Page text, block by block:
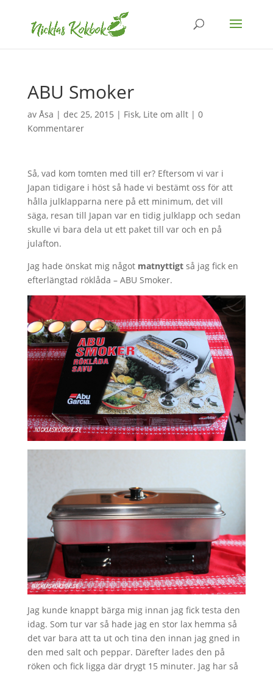
ABU Smoker
av Åsa | dec 25, 2015 | Fisk, Lite om allt| 0
Kommentarer
Så, vad kom tomten med till er? Eftersom vi var i
Japan tidigare i höst så hade vi bestämt oss för att
hålla julklapparna nere på ett minimum, det vill
säga, resan till Japan var en tidig julklapp och sedan
skulle vi bara dela ut ett paket till var och en på
julafton.
Jag hade önskat mig något matnyttigtså jag fick en
efterlängtad röklåda – ABU Smoker.
Jag kunde knappt bärga mig innan jag fick testa den
idag. Som tur var så hade jag en stor lax hemma så
det var bara att ta ut och tina den innan jag gned in
den med salt och peppar. Därefter lades den på
röken och fick ligga där drygt 15 minuter. Jag har så